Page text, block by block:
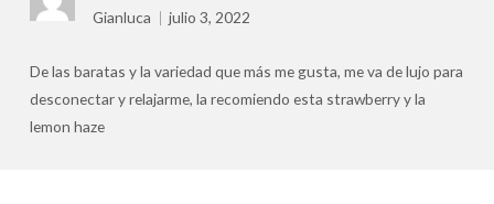
Gianluca
julio 3, 2022
De las baratas y la variedad que más me gusta, me va de lujo para
desconectar y relajarme, la recomiendo esta strawberry y la
lemon haze